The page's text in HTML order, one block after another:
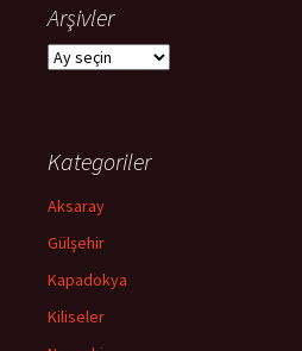
Arşivler
Arşivler
Kategoriler
Aksaray
Gülşehir
Kapadokya
Kiliseler